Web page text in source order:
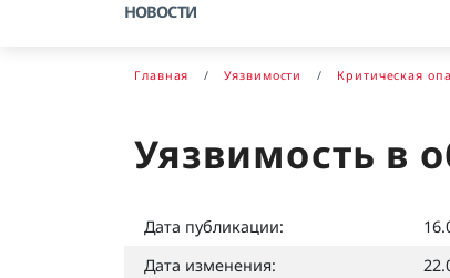
НОВОСТИ
Главная Уязвимости Критическая
Уязвимость в
Дата публикации:
Дата изменения: